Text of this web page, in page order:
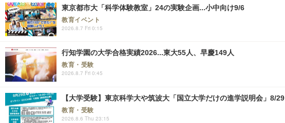
東京都市大「科学体験教室」24の実験企画...小中向け9/6
教育イベント
2026.8.7 Fri 0:15
行知学園の大学合格実績2026...東大55人、早慶149人
教育・受験
2026.8.7 Fri 0:45
【大学受験】東京科学大や筑波大「国立大学だけの進学説明会」8/29
教育・受験
2026.8.6 Thu 23:15